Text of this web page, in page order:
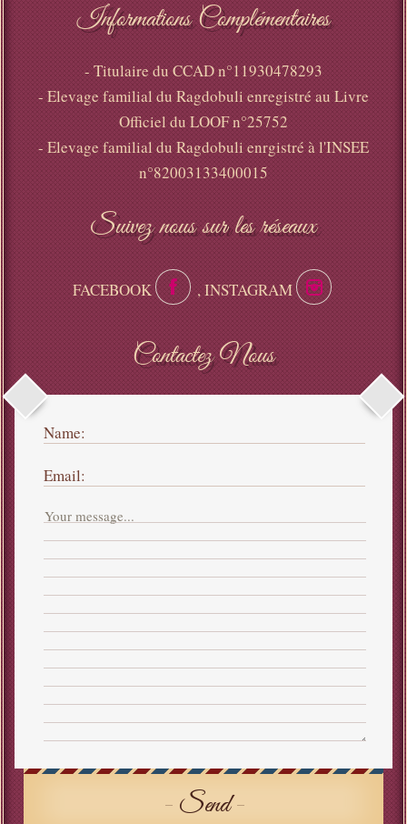
Informations Complémentaires
- Titulaire du CCAD n°11930478293
- Elevage familial du Ragdobuli enregistré au Livre
Officiel du LOOF n°25752
- Elevage familial du Ragdobuli enrgistré à l'INSEE
n°82003133400015
Suivez nous sur les réseaux
FACEBOOK , INSTAGRAM
Contactez Nous
Name:
Email:
Send